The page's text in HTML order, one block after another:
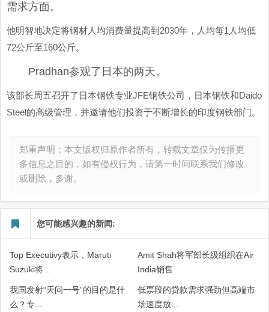
需求方面。
他明智地决定将钢材人均消费量提高到2030年，人均每1人均低
72公斤至160公斤。
Pradhan参观了日本的两天。
该部长周五召开了日本钢铁专业JFE钢铁公司，日本钢铁和Daido
Steel的高级管理，并邀请他们投资于不断增长的印度钢铁部门。
郑重声明：本文版权归原作者所有，转载文章仅为传播更
多信息之目的，如有侵权行为，请第一时间联系我们修改
或删除，多谢。
您可能感兴趣的新闻:
Top Executivy表示，Maruti
Suzuki将...
Amit Shah将军部长级组织在Air
India销售
我国发射“天问一号”的目的是什
么？专...
低票段的贷款需求强劲但高端市
场速度放...